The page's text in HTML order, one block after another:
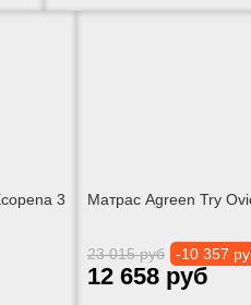
3 Матрас Agreen Try
23 015 руб -10 357
12 658 руб